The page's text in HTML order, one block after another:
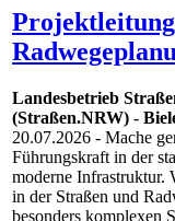
Landesbetrieb
(Straßen.NRW) -
20.07.2026 - Mache
Führungskraft in der
moderne Infrastruktur.
in der Straßen und
besonders komplexen